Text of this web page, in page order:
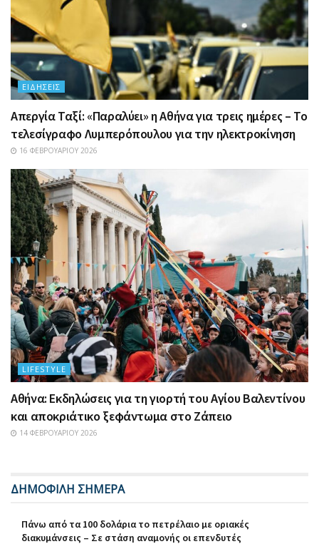
ΕΙΔΉΣΕΙΣ
Απεργία Ταξί: «Παραλύει» η Αθήνα για τρεις ημέρες – Το
τελεσίγραφο Λυμπερόπουλου για την ηλεκτροκίνηση
16 ΦΕΒΡΟΥΑΡΊΟΥ 2026
LIFESTYLE
Αθήνα: Εκδηλώσεις για τη γιορτή του Αγίου Βαλεντίνου
και αποκριάτικο ξεφάντωμα στο Ζάπειο
14 ΦΕΒΡΟΥΑΡΊΟΥ 2026
ΔΗΜΟΦΙΛΗ ΣΗΜΕΡΑ
Πάνω από τα 100 δολάρια το πετρέλαιο με οριακές
διακυμάνσεις – Σε στάση αναμονής οι επενδυτές